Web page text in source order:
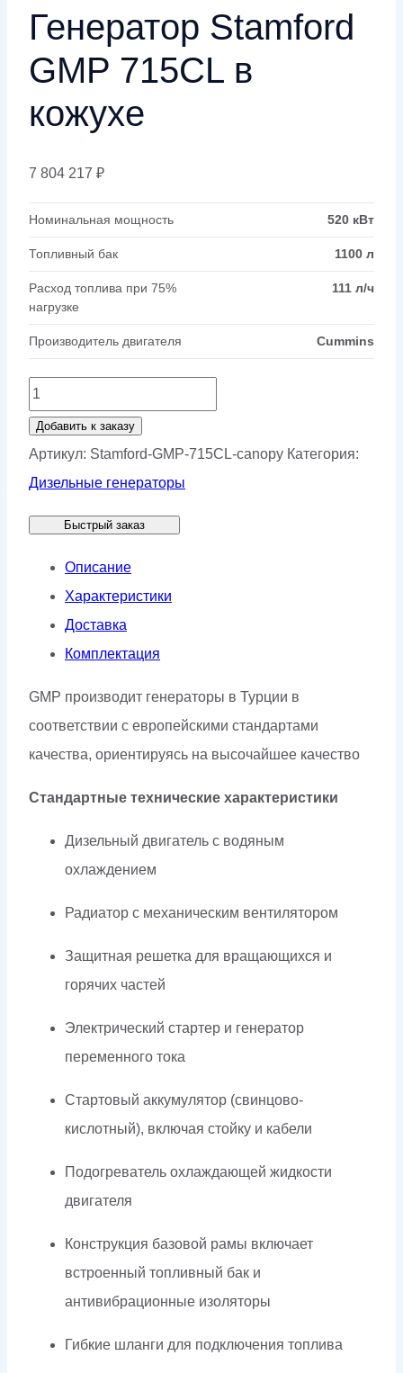
Генератор Stamford
GMP 715CL в
кожухе
7 804 217 ₽
Номинальная мощность 520 кВт
Топливный бак 1100 л
Расход топлива при 75%
нагрузке
111 л/ч
Производитель двигателя Cummins
Количество
товара
Генератор
Stamford
715CL
кожухе
Добавить к заказу
Артикул: Stamford-GMP-715CL-canopy Категория:
Дизельные генераторы
Быстрый заказ
Описание
Характеристики
Доставка
Комплектация
GMP производит генераторы в Турции в
соответствии с европейскими стандартами
качества, ориентируясь на высочайшее качество
Стандартные технические характеристики
Дизельный двигатель с водяным
охлаждением
Радиатор с механическим вентилятором
Защитная решетка для вращающихся и
горячих частей
Электрический стартер и генератор
переменного тока
Стартовый аккумулятор (свинцово-
кислотный), включая стойку и кабели
Подогреватель охлаждающей жидкости
двигателя
Конструкция базовой рамы включает
встроенный топливный бак и
антивибрационные изоляторы
Гибкие шланги для подключения топлива